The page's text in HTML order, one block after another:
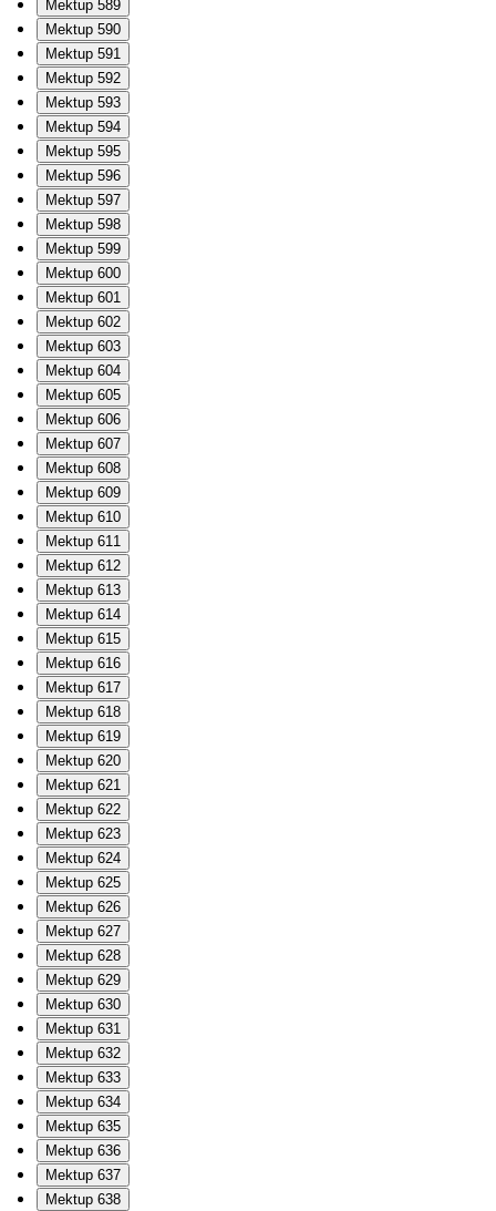
Mektup 589
Mektup 590
Mektup 591
Mektup 592
Mektup 593
Mektup 594
Mektup 595
Mektup 596
Mektup 597
Mektup 598
Mektup 599
Mektup 600
Mektup 601
Mektup 602
Mektup 603
Mektup 604
Mektup 605
Mektup 606
Mektup 607
Mektup 608
Mektup 609
Mektup 610
Mektup 611
Mektup 612
Mektup 613
Mektup 614
Mektup 615
Mektup 616
Mektup 617
Mektup 618
Mektup 619
Mektup 620
Mektup 621
Mektup 622
Mektup 623
Mektup 624
Mektup 625
Mektup 626
Mektup 627
Mektup 628
Mektup 629
Mektup 630
Mektup 631
Mektup 632
Mektup 633
Mektup 634
Mektup 635
Mektup 636
Mektup 637
Mektup 638